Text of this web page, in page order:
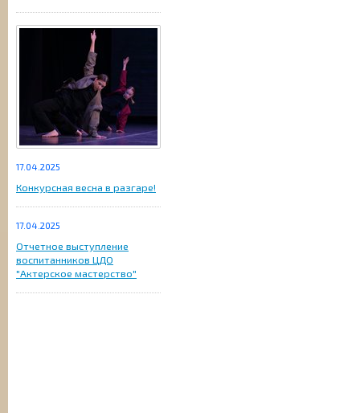
17.04.2025
Конкурсная весна в разгаре!
17.04.2025
Отчетное выступление
воспитанников ЦДО
"Актерское мастерство"